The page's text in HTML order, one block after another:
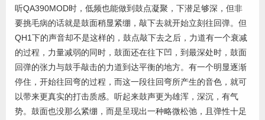
听QA390MOD时，低频也能做到鼓点凝聚，下潜足够深，但非
要挑毛病的话就是鼓面稍显紧绷，敲下去就开始立刻往回弹。但
QH1下的声音却不是这样的，鼓点敲下去之后，力道有一个衰减
的过程，力量减弱的同时，鼓面还在往下凹，到最深处时，鼓面
回弹的张力与鼓手敲击的力道到达平衡的地方。有一个明显逐渐
停住，开始往回弯的过程，而这一段往回弯所产生的音色，就可
以带来更真实的打击质感。听起来鼓声更为雄浑，深沉，有气
势。鼓面也没那么紧绷，而是呈现出一种略微松弛，且弹性十足